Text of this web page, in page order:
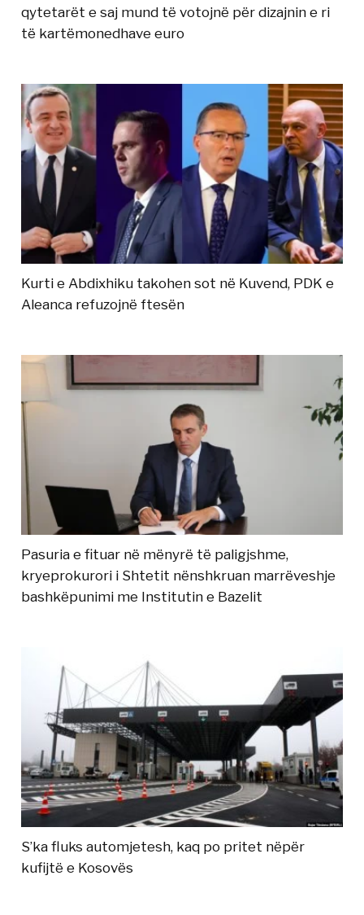
qytetarët e saj mund të votojnë për dizajnin e ri
të kartëmonedhave euro
Kurti e Abdixhiku takohen sot në Kuvend, PDK e
Aleanca refuzojnë ftesën
Pasuria e fituar në mënyrë të paligjshme,
kryeprokurori i Shtetit nënshkruan marrëveshje
bashkëpunimi me Institutin e Bazelit
S’ka fluks automjetesh, kaq po pritet nëpër
kufijtë e Kosovës